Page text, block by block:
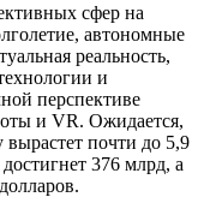
сфер на
автономные
реальность,
и
перспективе
и VR. Ожидается,
почти до 5,9
376 млрд, а